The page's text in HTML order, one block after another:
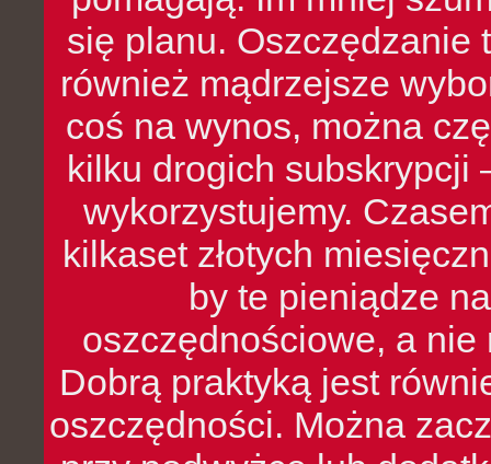
się planu. Oszczędzanie
również mądrzejsze
coś na wynos, można
kilku drogich subskrypcji
wykorzystujemy.
kilkaset złotych
by te pieniądze
oszczędnościowe, a nie
Dobrą praktyką jest
oszczędności. Można